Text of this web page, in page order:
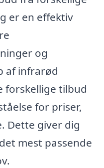
er en effektiv
og
af infrarød
forskellige tilbud
for priser,
Dette giver dig
mest passende